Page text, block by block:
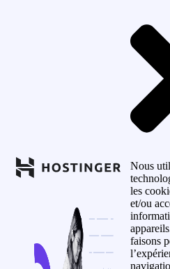
Nous
les
et/ou
faisons